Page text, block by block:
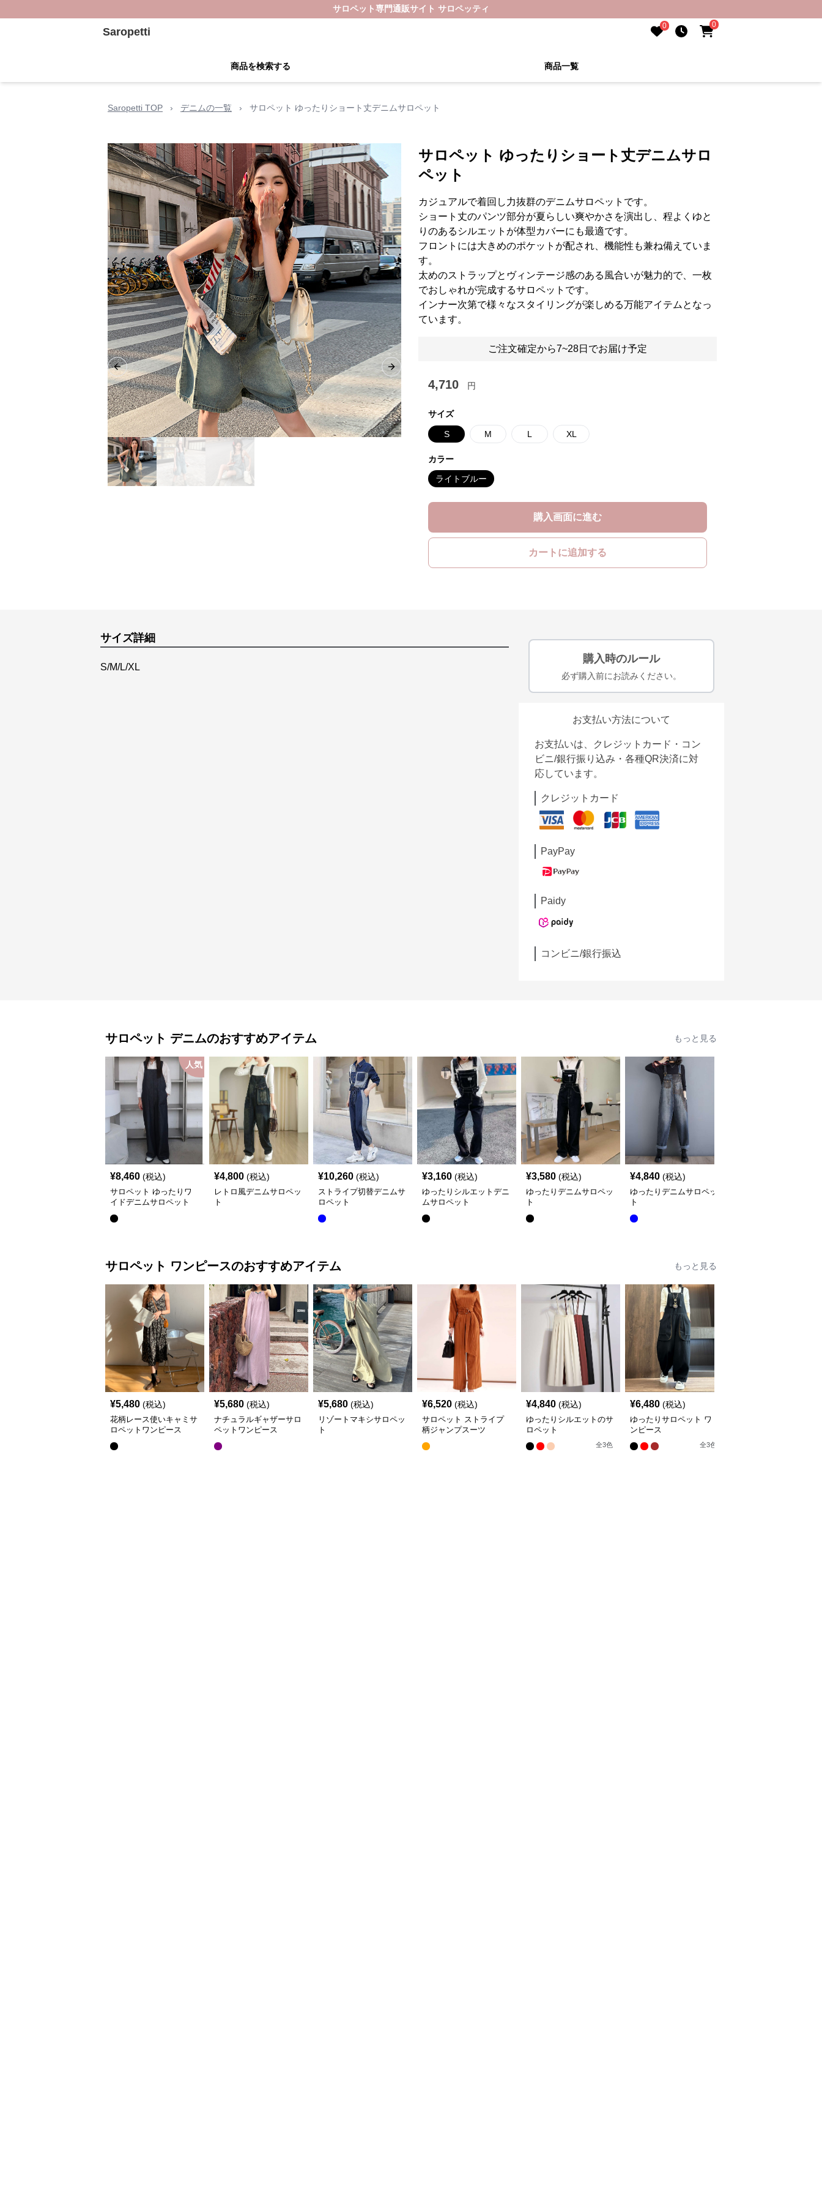
サロペット専門通販サイト サロペッティ
Saropetti 0 0
商品を検索する 商品一覧
Saropetti TOP › デニムの一覧 › サロペット ゆったりショート丈デニムサロペット
Previous slide Next slide
サロペット ゆったりショート丈デニムサロ
ペット
カジュアルで着回し力抜群のデニムサロペットです。
ショート丈のパンツ部分が夏らしい爽やかさを演出し、程よくゆと
りのあるシルエットが体型カバーにも最適です。
フロントには大きめのポケットが配され、機能性も兼ね備えていま
す。
太めのストラップとヴィンテージ感のある風合いが魅力的で、一枚
でおしゃれが完成するサロペットです。
インナー次第で様々なスタイリングが楽しめる万能アイテムとなっ
ています。
ご注文確定から7~28日でお届け予定
4,710 円
サイズ
S M L XL
カラー
ライトブルー
購入画面に進む
カートに追加する
サイズ詳細
S/M/L/XL
購入時のルール
必ず購入前にお読みください。
お支払い方法について
お支払いは、クレジットカード・コン
ビニ/銀行振り込み・各種QR決済に対
応しています。
クレジットカード
PayPay
Paidy
コンビニ/銀行振込
サロペット デニムのおすすめアイテム もっと見る
人気
¥8,460 (税込)
サロペット ゆったりワ
イドデニムサロペット
¥4,800 (税込)
レトロ風デニムサロペッ
ト
¥10,260 (税込)
ストライプ切替デニムサ
ロペット
¥3,160 (税込)
ゆったりシルエットデニ
ムサロペット
¥3,580 (税込)
ゆったりデニムサロペッ
ト
¥4,840 (税込)
ゆったりデニムサロペッ
ト
サロペット ワンピースのおすすめアイテム もっと見る
¥5,480 (税込)
花柄レース使いキャミサ
ロペットワンピース
¥5,680 (税込)
ナチュラルギャザーサロ
ペットワンピース
¥5,680 (税込)
リゾートマキシサロペッ
ト
¥6,520 (税込)
サロペット ストライプ
柄ジャンプスーツ
¥4,840 (税込)
ゆったりシルエットのサ
ロペット
全3色
¥6,480 (税込)
ゆったりサロペット ワ
ンピース
全3色